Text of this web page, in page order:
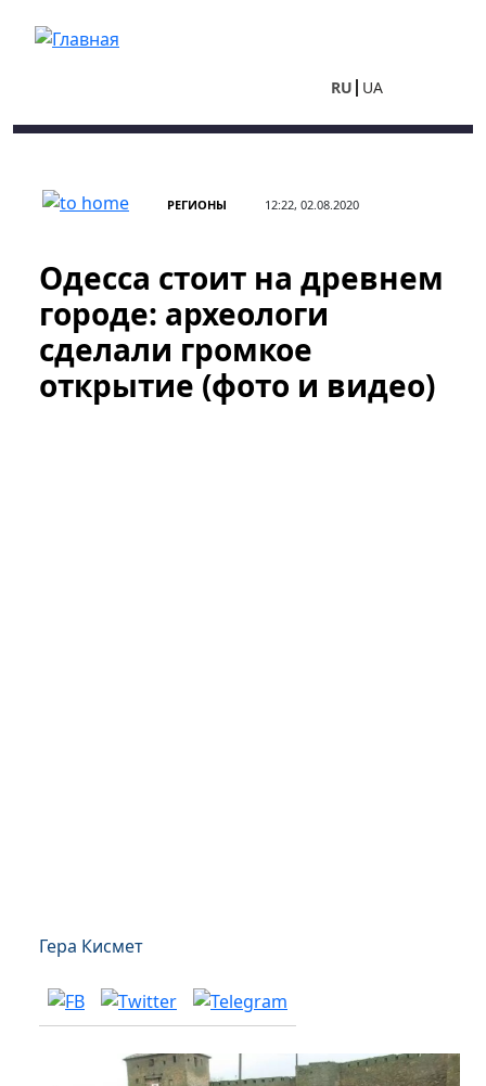
RU UA
РЕГИОНЫ 12:22, 02.08.2020
Одесса стоит на древнем
городе: археологи
сделали громкое
открытие (фото и видео)
Гера Кисмет